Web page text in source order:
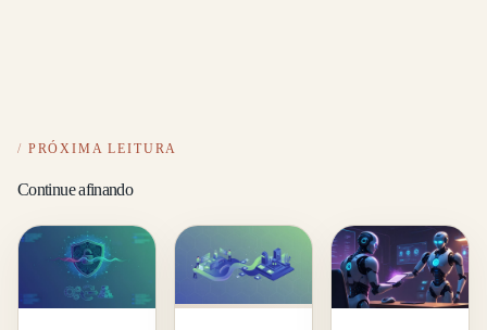
PRÓXIMA LEITURA
Continue afinando